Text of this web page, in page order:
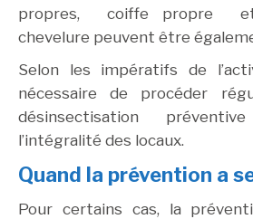
propres, coiffe propre et
chevelure peuvent être
Selon les impératifs de
nécessaire de procéder
désinsectisation
l’intégralité des locaux.
Quand la prévention a
Pour certains cas, la